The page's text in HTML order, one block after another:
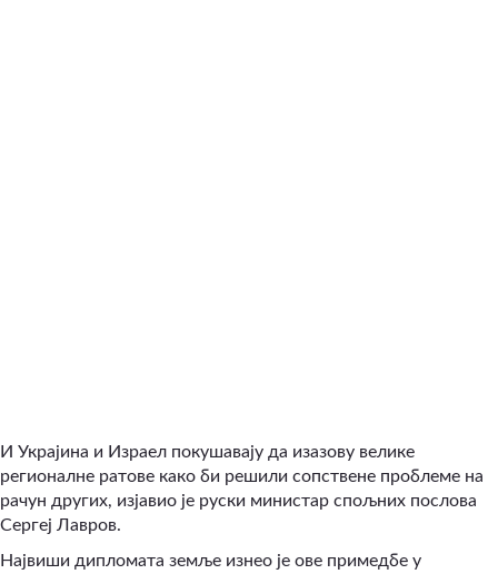
И Украјина и Израел покушавају да изазову велике
регионалне ратове како би решили сопствене проблеме на
рачун других, изјавио је руски министар спољних послова
Сергеј Лавров.
Највиши дипломата земље изнео је ове примедбе у